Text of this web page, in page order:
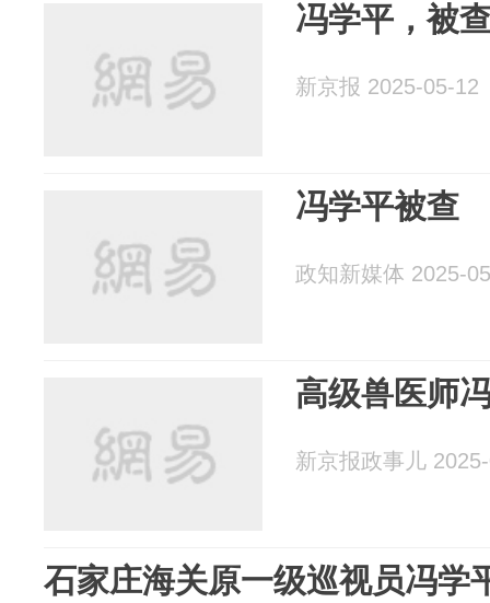
冯学平，被
新京报 2025-05-12
冯学平被查
政知新媒体 2025-
高级兽医师
新京报政事儿
石家庄海关原一级巡视员冯学